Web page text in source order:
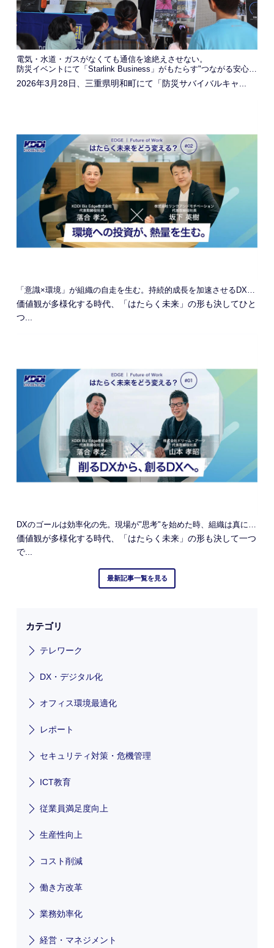
電気・水道・ガスがなくても通信を途絶えさせない。
防災イベントにて「Starlink Business」がもたらす"つながる安心感"を発信
2026年3月28日、三重県明和町にて「防災サバイバルキャ...
「意識×環境」が組織の自走を生む。持続的成長を加速させるDXの本質
価値観が多様化する時代、「はたらく未来」の形も決してひと
つ...
DXのゴールは効率化の先。現場が"思考"を始めた時、組織は真に進化する
価値観が多様化する時代、「はたらく未来」の形も決して一つ
で...
最新記事一覧を見る
カテゴリ
テレワーク
DX・デジタル化
オフィス環境最適化
レポート
セキュリティ対策・危機管理
ICT教育
従業員満足度向上
生産性向上
コスト削減
働き方改革
業務効率化
経営・マネジメント